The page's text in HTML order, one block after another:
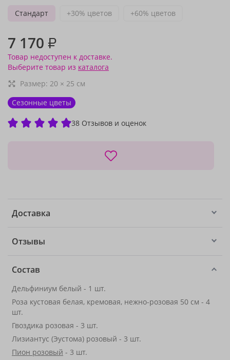
Стандарт
+30% цветов +60% цветов
7 170 ₽
Товар недоступен к доставке.
Выберите товар из каталога
Размер: 20 × 25 см
Сезонные цветы
38 Отзывов и оценок
Доставка
Отзывы
Состав
Дельфиниум белый - 1 шт.
Роза кустовая белая, кремовая, нежно-розовая 50 см - 4
шт.
Гвоздика розовая - 3 шт.
Лизиантус (Эустома) розовый - 3 шт.
Пион розовый - 3 шт.